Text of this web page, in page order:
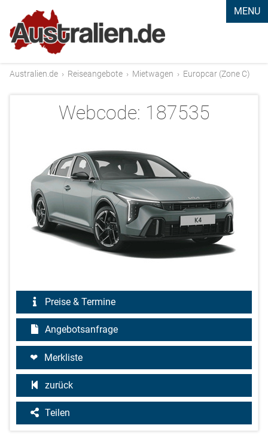
MENU
Australien.de › Reiseangebote › Mietwagen › Europcar (Zone C)
Webcode: 187535
Preise & Termine
Angebotsanfrage
Merkliste
zurück
Teilen